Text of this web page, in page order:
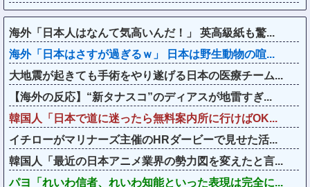
海外「日本人はなんて気高いんだ！」 英高級紙も驚...
海外「日本はさすが過ぎるｗ」 日本は野生動物の喧...
大地震が起きても手術をやり遂げる日本の医療チーム...
【海外の反応】“新タナスコ”のディアスが地雷すぎ...
韓国人「日本で道に迷ったら無料案内所に行けばOK...
イチローがマリナーズ主催のHRダービーで見せた活...
韓国人「最近の日本アニメ業界の勢力図を変えたと言...
パヨ「れいわ信者、れいわ知能といった表現は完全に...